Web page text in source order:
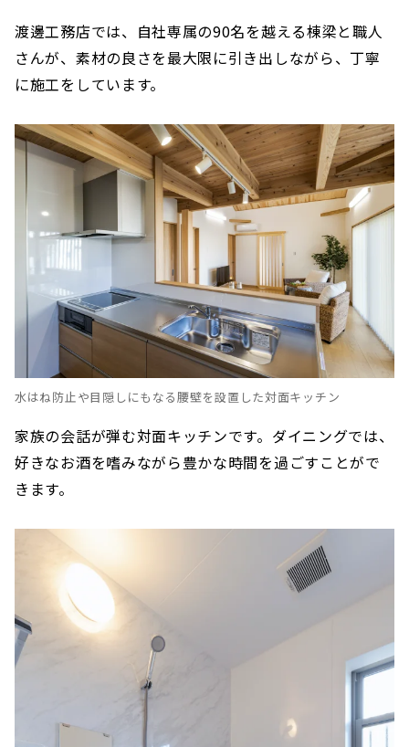
渡邊工務店では、自社専属の90名を越える棟梁と職人
さんが、素材の良さを最大限に引き出しながら、丁寧
に施工をしています。
水はね防止や目隠しにもなる腰壁を設置した対面キッチン
家族の会話が弾む対面キッチンです。ダイニングでは、
好きなお酒を嗜みながら豊かな時間を過ごすことがで
きます。